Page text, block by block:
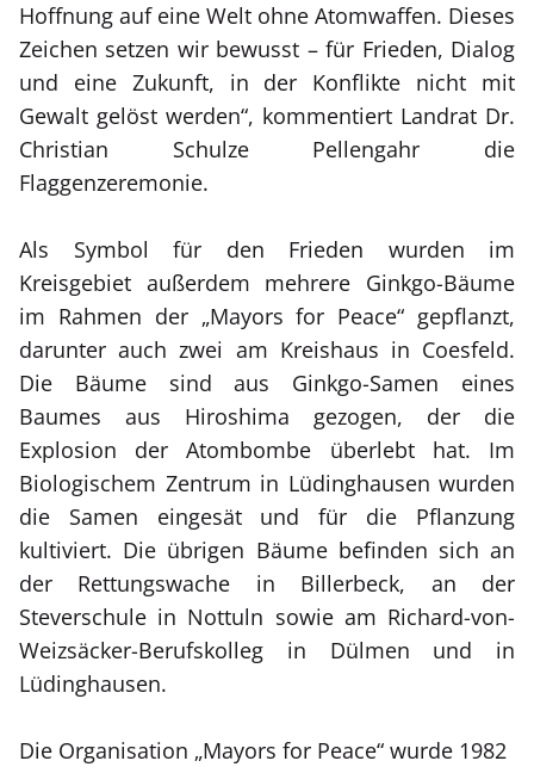
Hoffnung auf eine Welt ohne Atomwaffen. Dieses
Zeichen setzen wir bewusst – für Frieden, Dialog
und eine Zukunft, in der Konflikte nicht mit
Gewalt gelöst werden“, kommentiert Landrat Dr.
Christian Schulze Pellengahr die
Flaggenzeremonie.
Als Symbol für den Frieden wurden im
Kreisgebiet außerdem mehrere Ginkgo-Bäume
im Rahmen der „Mayors for Peace“ gepflanzt,
darunter auch zwei am Kreishaus in Coesfeld.
Die Bäume sind aus Ginkgo-Samen eines
Baumes aus Hiroshima gezogen, der die
Explosion der Atombombe überlebt hat. Im
Biologischem Zentrum in Lüdinghausen wurden
die Samen eingesät und für die Pflanzung
kultiviert. Die übrigen Bäume befinden sich an
der Rettungswache in Billerbeck, an der
Steverschule in Nottuln sowie am Richard-von-
Weizsäcker-Berufskolleg in Dülmen und in
Lüdinghausen.
Die Organisation „Mayors for Peace“ wurde 1982